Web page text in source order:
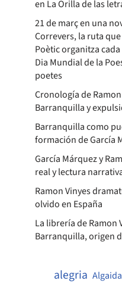
en La Orilla de las
21 de març en una
Correvers, la ruta
Poètic organitza
Dia Mundial de la
poetes
Cronología de
Barranquilla y
Barranquilla como
formación de García
García Márquez y
real y lectura
Ramon Vinyes
olvido en España
La librería de Ramon
Barranquilla, origen
alegria Algaida